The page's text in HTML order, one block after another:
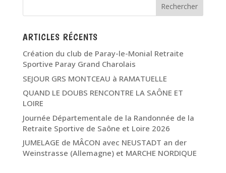
ARTICLES RÉCENTS
Création du club de Paray-le-Monial Retraite
Sportive Paray Grand Charolais
SEJOUR GRS MONTCEAU à RAMATUELLE
QUAND LE DOUBS RENCONTRE LA SAÔNE ET
LOIRE
Journée Départementale de la Randonnée de la
Retraite Sportive de Saône et Loire 2026
JUMELAGE de MÂCON avec NEUSTADT an der
Weinstrasse (Allemagne) et MARCHE NORDIQUE